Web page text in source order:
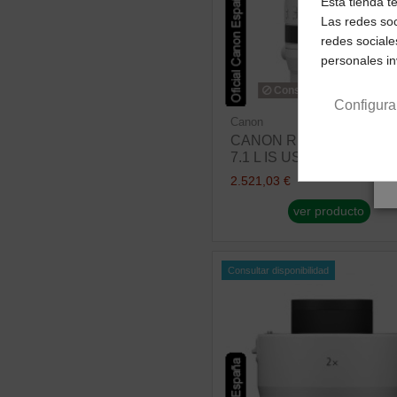
Consultar disponibilidad
Canon
CANON RF 100-500MM
7.1 L IS USM
2.521,03 €
ver producto
Consultar disponibilidad
Las redes
redes
personales